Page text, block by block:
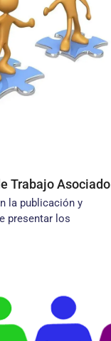
Trabajo Asociado
la publicación y
presentar los